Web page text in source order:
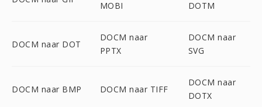
MOBI
DOTM
DOCM naar DOT
DOCM naar
PPTX
DOCM naar
SVG
DOCM naar BMP DOCM naar TIFF
DOCM naar
DOTX